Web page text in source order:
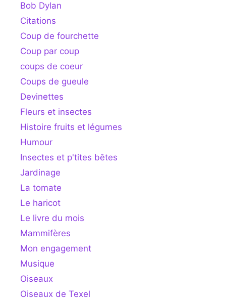
Bob Dylan
Citations
Coup de fourchette
Coup par coup
coups de coeur
Coups de gueule
Devinettes
Fleurs et insectes
Histoire fruits et légumes
Humour
Insectes et p'tites bêtes
Jardinage
La tomate
Le haricot
Le livre du mois
Mammifères
Mon engagement
Musique
Oiseaux
Oiseaux de Texel